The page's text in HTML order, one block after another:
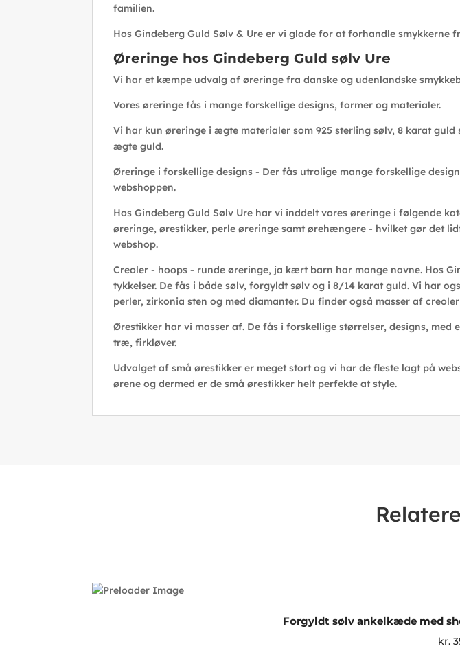
familien.
Hos Gindeberg Guld Sølv & Ure er vi glade for at forhandle smykkerne
Øreringe hos Gindeberg Guld sølv Ure
Vi har et kæmpe udvalg af øreringe fra danske og udenlandske
Vores øreringe fås i mange forskellige designs, former og materialer.
Vi har kun øreringe i ægte materialer som 925 sterling sølv, 8 karat
ægte guld.
Øreringe i forskellige designs - Der fås utrolige mange forskellige
webshoppen.
Hos Gindeberg Guld Sølv Ure har vi inddelt vores øreringe i følgende
øreringe, ørestikker, perle øreringe samt ørehængere - hvilket gør det
webshop.
Creoler - hoops - runde øreringe, ja kært barn har mange navne. Hos
tykkelser. De fås i både sølv, forgyldt sølv og i 8/14 karat guld. Vi har
perler, zirkonia sten og med diamanter. Du finder også masser af
Ørestikker har vi masser af. De fås i forskellige størrelser, designs,
træ, firkløver.
Udvalget af små ørestikker er meget stort og vi har de fleste lagt på
ørene og dermed er de små ørestikker helt perfekte at style.
Forgyldt sølv ankelkæde med
kr.